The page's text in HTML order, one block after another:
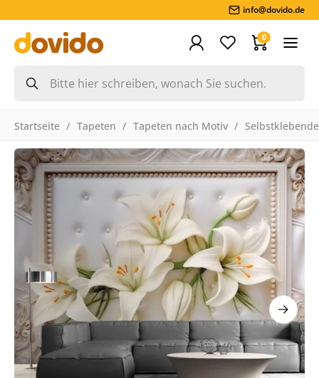
info@dovido.de
0
Startseite Tapeten Tapeten nach Motiv